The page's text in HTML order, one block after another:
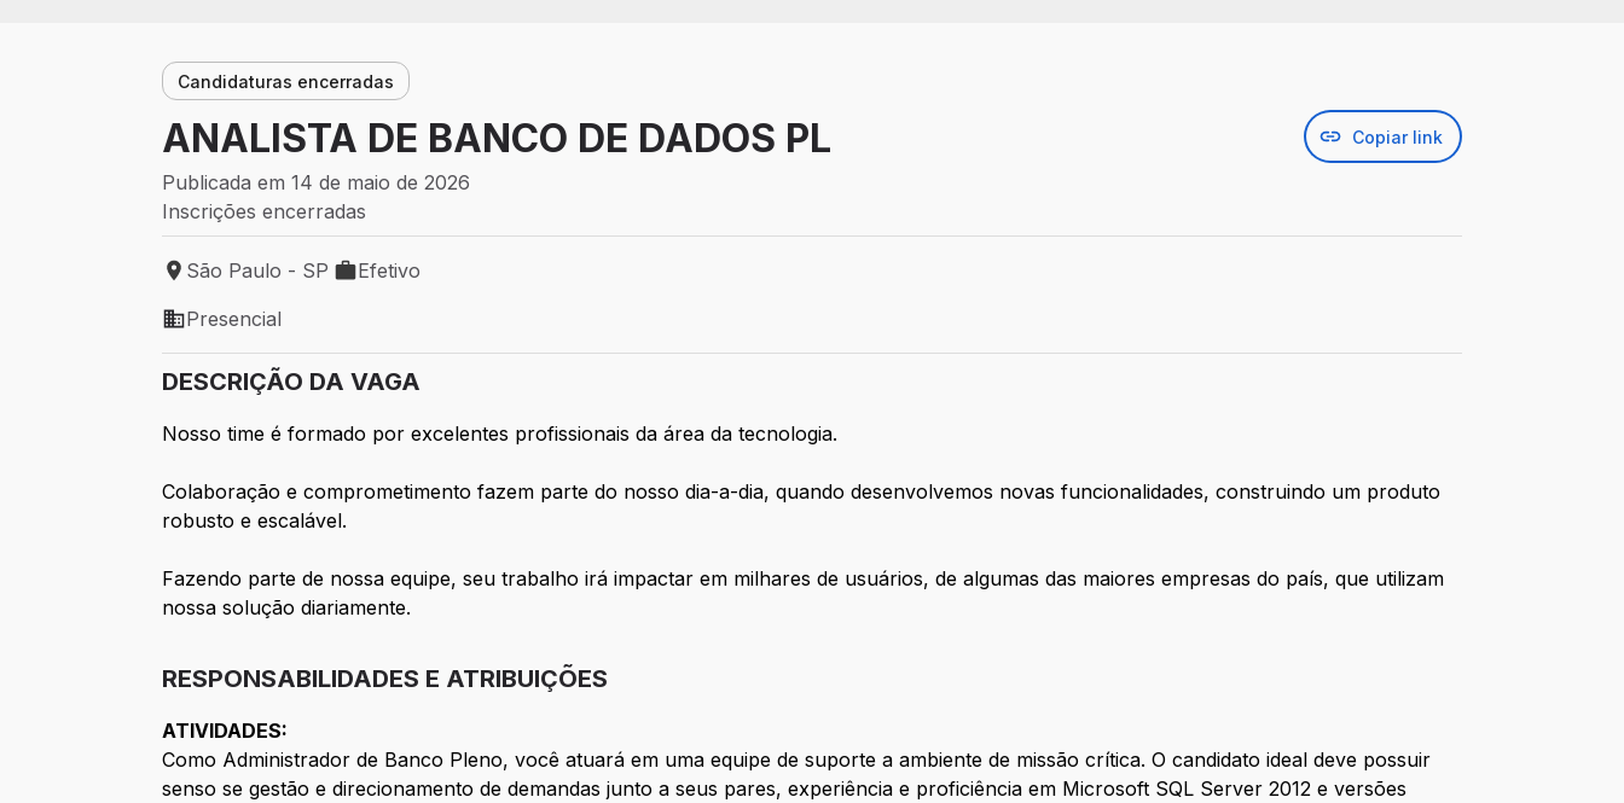
Candidaturas encerradas
ANALISTA DE BANCO DE DADOS PL Copiar link
Publicada em 14 de maio de 2026
Inscrições encerradas
Local de trabalho: São Paulo - SP
São Paulo - SP
Tipo de vaga: Efetivo
Efetivo
Modelo de trabalho: Presencial
Presencial
DESCRIÇÃO DA VAGA
Nosso time é formado por excelentes profissionais da área da tecnologia.
Colaboração e comprometimento fazem parte do nosso dia-a-dia, quando desenvolvemos novas funcionalidades, construindo um produto
robusto e escalável.
Fazendo parte de nossa equipe, seu trabalho irá impactar em milhares de usuários, de algumas das maiores empresas do país, que utilizam
nossa solução diariamente.
RESPONSABILIDADES E ATRIBUIÇÕES
ATIVIDADES:
Como Administrador de Banco Pleno, você atuará em uma equipe de suporte a ambiente de missão crítica. O candidato ideal deve possuir
senso se gestão e direcionamento de demandas junto a seus pares, experiência e proficiência em Microsoft SQL Server 2012 e versões